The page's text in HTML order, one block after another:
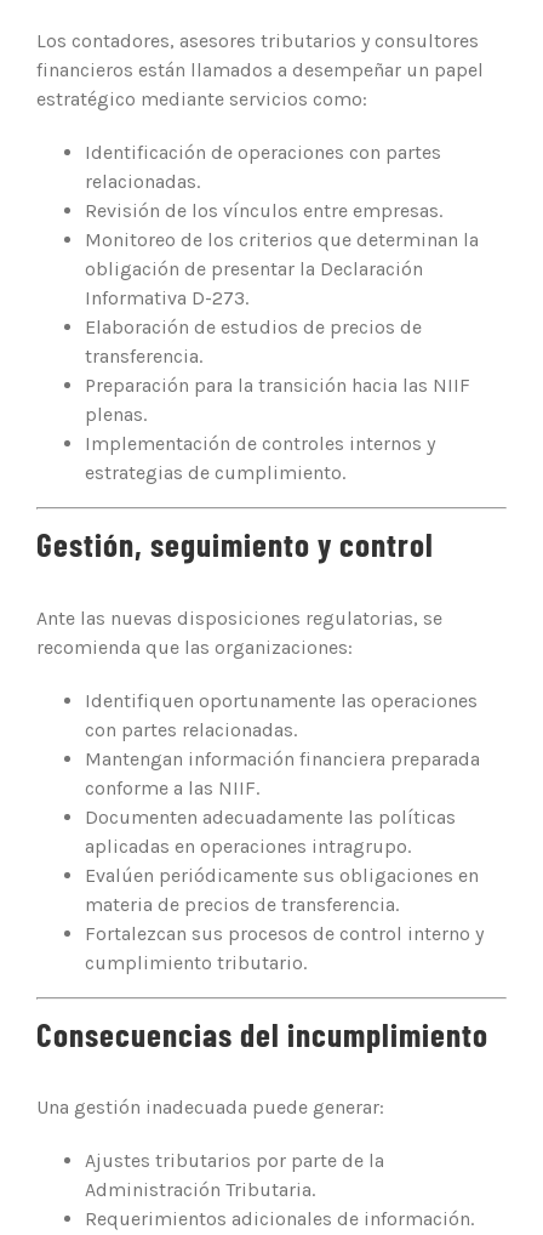
Los contadores, asesores tributarios y consultores
financieros están llamados a desempeñar un papel
estratégico mediante servicios como:
Identificación de operaciones con partes
relacionadas.
Revisión de los vínculos entre empresas.
Monitoreo de los criterios que determinan la
obligación de presentar la Declaración
Informativa D-273.
Elaboración de estudios de precios de
transferencia.
Preparación para la transición hacia las NIIF
plenas.
Implementación de controles internos y
estrategias de cumplimiento.
Gestión, seguimiento y control
Ante las nuevas disposiciones regulatorias, se
recomienda que las organizaciones:
Identifiquen oportunamente las operaciones
con partes relacionadas.
Mantengan información financiera preparada
conforme a las NIIF.
Documenten adecuadamente las políticas
aplicadas en operaciones intragrupo.
Evalúen periódicamente sus obligaciones en
materia de precios de transferencia.
Fortalezcan sus procesos de control interno y
cumplimiento tributario.
Consecuencias del incumplimiento
Una gestión inadecuada puede generar:
Ajustes tributarios por parte de la
Administración Tributaria.
Requerimientos adicionales de información.